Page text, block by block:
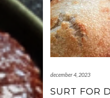
december 4, 2023
SURT FOR